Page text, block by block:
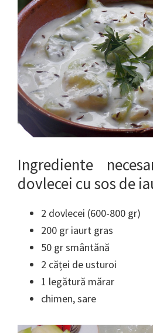
Ingrediente
dovlecei cu sos de
2 dovlecei (600-800 gr)
200 gr iaurt gras
50 gr smântănă
2 căței de usturoi
1 legătură mărar
chimen, sare